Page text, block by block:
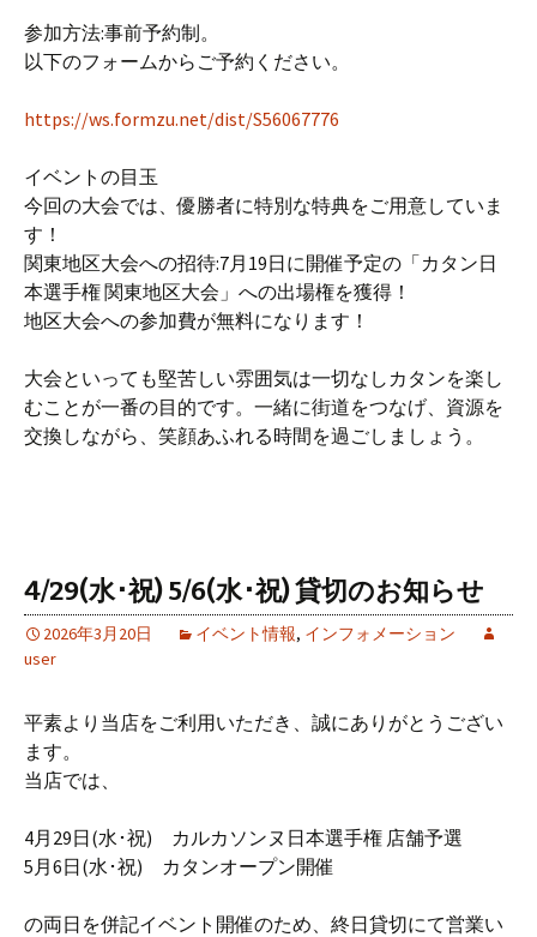
参加方法:事前予約制。
以下のフォームからご予約ください。
https://ws.formzu.net/dist/S56067776
イベントの目玉
今回の大会では、優勝者に特別な特典をご用意していま
す！
関東地区大会への招待:7月19日に開催予定の「カタン日
本選手権 関東地区大会」への出場権を獲得！
地区大会への参加費が無料になります！
大会といっても堅苦しい雰囲気は一切なしカタンを楽し
むことが一番の目的です。一緒に街道をつなげ、資源を
交換しながら、笑顔あふれる時間を過ごしましょう。
4/29(水･祝) 5/6(水･祝) 貸切のお知らせ
2026年3月20日 イベント情報, インフォメーション
user
平素より当店をご利用いただき、誠にありがとうござい
ます。
当店では、
4月29日(水･祝) カルカソンヌ日本選手権 店舗予選
5月6日(水･祝) カタンオープン開催
の両日を併記イベント開催のため、終日貸切にて営業い